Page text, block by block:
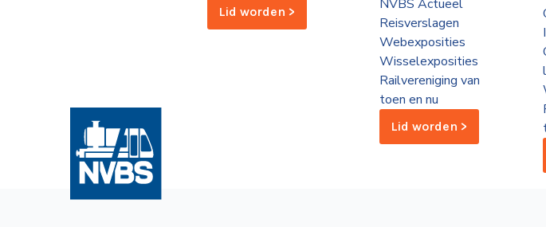
Lid worden >
NVBS Actueel
Reisverslagen
Webexposities
Wisselexposities
Railvereniging van
toen en nu
Lid worden >